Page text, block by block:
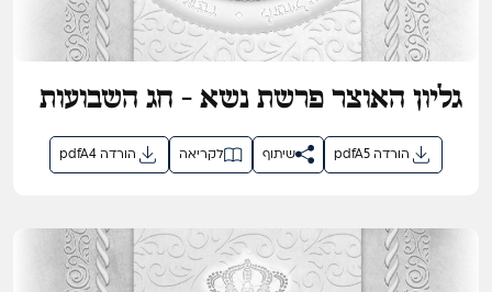
גליון האוצר פרשת נשא - חג השבועות
תשפ"ו
pdfA4 הורדה לקריאה שיתוף pdfA5 הורדה